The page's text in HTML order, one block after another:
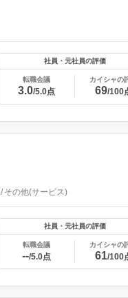
社員・元社員の評価
転職会議
3.0/5.0点
カイシャの
69/100
その他(サービス)
社員・元社員の評価
転職会議
--/5.0点
カイシャの
61/100